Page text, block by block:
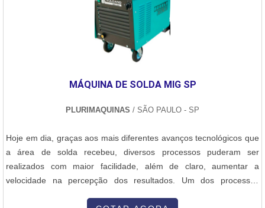
Utilizamos técnicas de corte, dobra, solda e acabamento,
garantindo um encaixe preciso e uma aparência profissional. Após
os reparos estruturais, a máquina passa por um processo de
lixamento, pintura industrial e acabamento, devolvendo não
apenas a estética original, mas também protegendo contra futuras
para revitalização de máquinas antigas quanto para adequações
específicas, como modificações em proteções, aberturas técnicas
MÁQUINA DE SOLDA MIG SP
PLURIMAQUINAS / SÃO PAULO - SP
Hoje em dia, graças aos mais diferentes avanços tecnológicos que
a área de solda recebeu, diversos processos puderam ser
realizados com maior facilidade, além de claro, aumentar a
velocidade na percepção dos resultados. Um dos processos